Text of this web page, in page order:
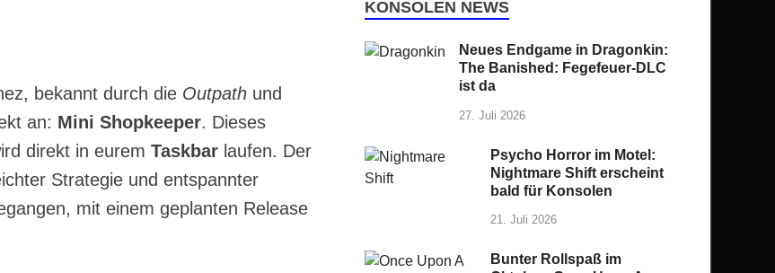
bekannt durch die Outpath und
an: Mini Shopkeeper. Dieses
direkt in eurem Taskbar laufen. Der
Strategie und entspannter
mit einem geplanten Release
KONSOLEN NEWS
Neues Endgame in Dragonkin:
The Banished: Fegefeuer-DLC
ist da
27. Juli 2026
Psycho Horror im Motel:
Nightmare Shift erscheint
bald für Konsolen
21. Juli 2026
Bunter Rollspaß im